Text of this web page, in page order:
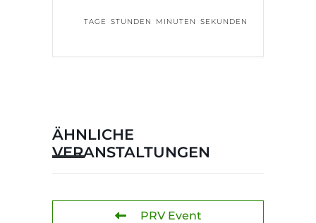
TAGE STUNDEN MINUTEN SEKUNDEN
ÄHNLICHE
VERANSTALTUNGEN
PRV Event